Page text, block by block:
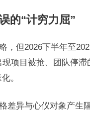
的“计穷力屈”
，但2026下半年至
项目被抢、团队停
。
差异与心仪对象产生